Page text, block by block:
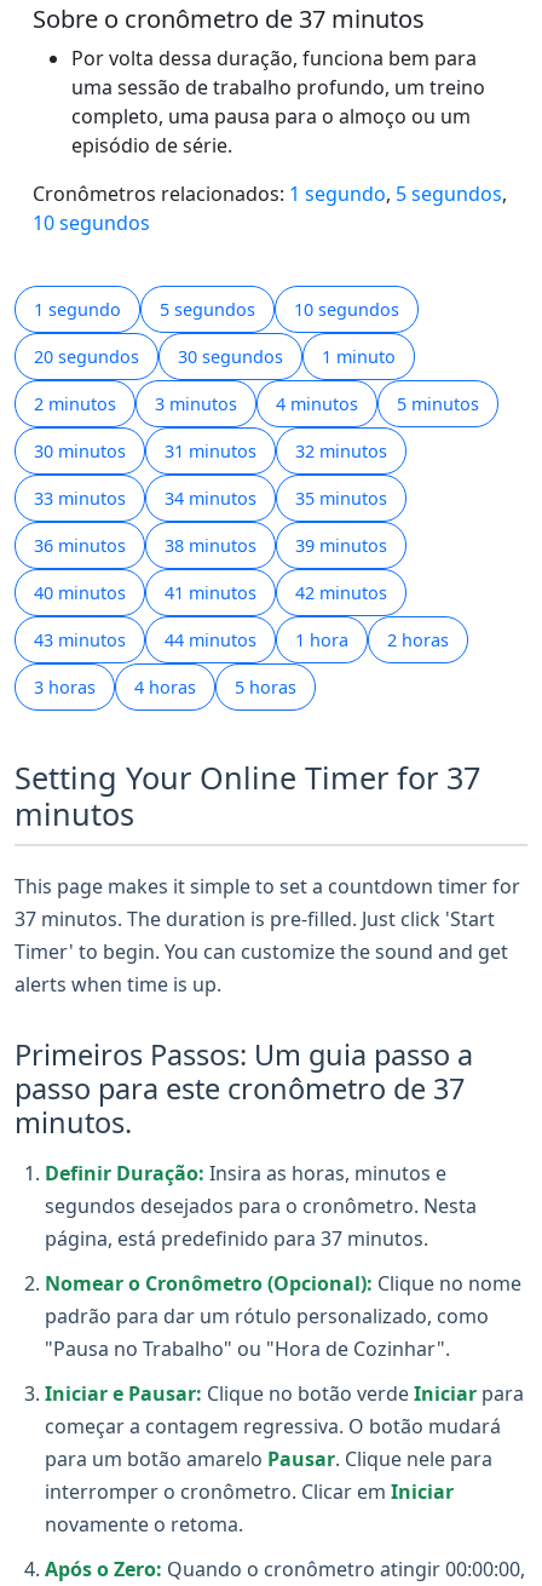
Sobre o cronômetro de 37 minutos
Por volta dessa duração, funciona bem para
uma sessão de trabalho profundo, um treino
completo, uma pausa para o almoço ou um
episódio de série.
Cronômetros relacionados: 1 segundo, 5 segundos,
10 segundos
1 segundo 5 segundos 10 segundos
20 segundos 30 segundos 1 minuto
2 minutos 3 minutos 4 minutos 5 minutos
30 minutos 31 minutos 32 minutos
33 minutos 34 minutos 35 minutos
36 minutos 38 minutos 39 minutos
40 minutos 41 minutos 42 minutos
43 minutos 44 minutos 1 hora 2 horas
3 horas 4 horas 5 horas
Setting Your Online Timer for 37
minutos
This page makes it simple to set a countdown timer for
37 minutos. The duration is pre-filled. Just click 'Start
Timer' to begin. You can customize the sound and get
alerts when time is up.
Primeiros Passos: Um guia passo a
passo para este cronômetro de 37
minutos.
Definir Duração: Insira as horas, minutos e
segundos desejados para o cronômetro. Nesta
página, está predefinido para 37 minutos.
Nomear o Cronômetro (Opcional): Clique no nome
padrão para dar um rótulo personalizado, como
"Pausa no Trabalho" ou "Hora de Cozinhar".
Iniciar e Pausar: Clique no botão verdeIniciar para
começar a contagem regressiva. O botão mudará
para um botão amarelo Pausar. Clique nele para
interromper o cronômetro. Clicar em Iniciar
novamente o retoma.
Após o Zero: Quando o cronômetro atingir 00:00:00,